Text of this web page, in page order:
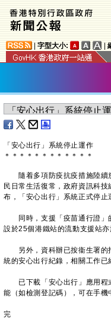
字型大小:
​「安心出行」系統停止運作
＊ ＊ ＊ ＊ ＊ ＊ ＊ ＊ ＊ ＊ ＊ ＊
隨着多項防疫抗疫措施陸續
民日常生活復常，政府資訊科
布，「安心出行」系統正式停止
同時，支援「疫苗通行證」
設於25個港鐵站的流動支援站亦
另外，資科辦已按衞生署的
統的安心出行紀錄，相關工作已
已下載「安心出行」應用程
能（如檢測登記碼），可在手機
完